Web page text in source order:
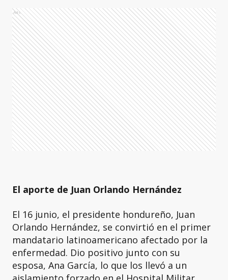
Ads
El aporte de Juan Orlando Hernández
El 16 junio, el presidente hondureño, Juan
Orlando Hernández, se convirtió en el primer
mandatario latinoamericano afectado por la
enfermedad. Dio positivo junto con su
esposa, Ana García, lo que los llevó a un